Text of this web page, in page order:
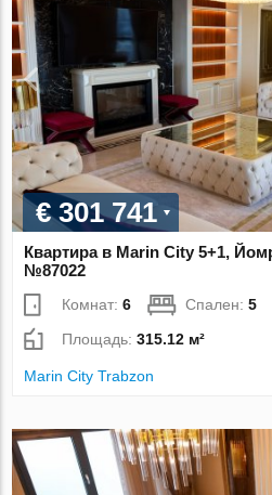
€ 301 741
Квартира в Marin City 5+1,
№87022
Комнат:6 Спален:5
Площадь:315.12 м²
Marin City Trabzon